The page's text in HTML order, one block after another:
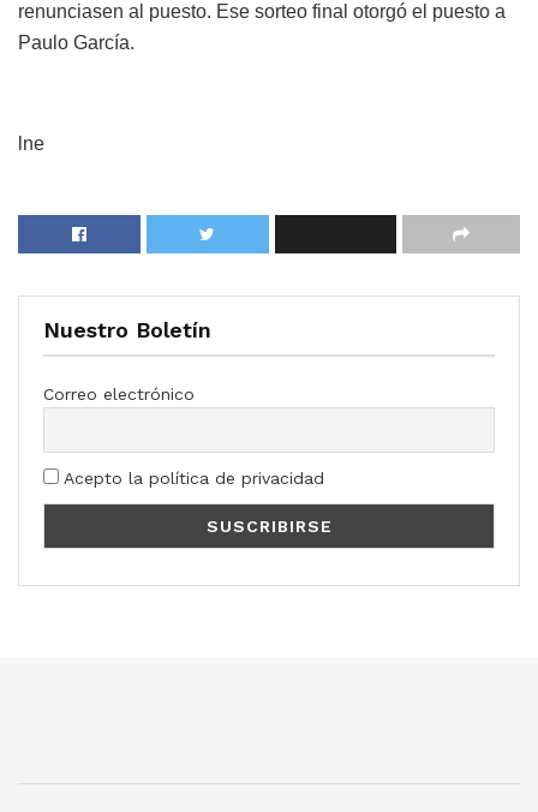
renunciasen al puesto. Ese sorteo final otorgó el puesto a
Paulo García.
lne
Nuestro Boletín
Correo electrónico
Acepto la política de privacidad